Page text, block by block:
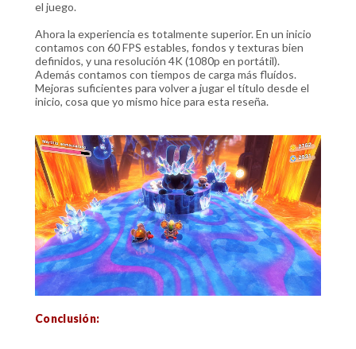
el juego.
Ahora la experiencia es totalmente superior. En un inicio
contamos con 60 FPS estables, fondos y texturas bien
definidos, y una resolución 4K (1080p en portátil).
Además contamos con tiempos de carga más fluídos.
Mejoras suficientes para volver a jugar el título desde el
inicio, cosa que yo mismo hice para esta reseña.
Conclusión: